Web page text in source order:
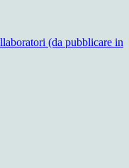
(da pubblicare in